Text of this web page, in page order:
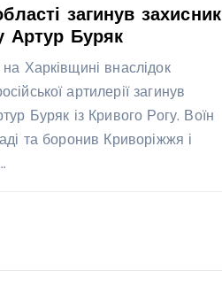
загинув захисник
Артур Буряк
Харківщині внаслідок
артилерії загинув
Буряк із Кривого Рогу. Воїн
та боронив Криворіжжя і